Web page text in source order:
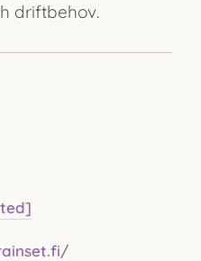
driftbehov.